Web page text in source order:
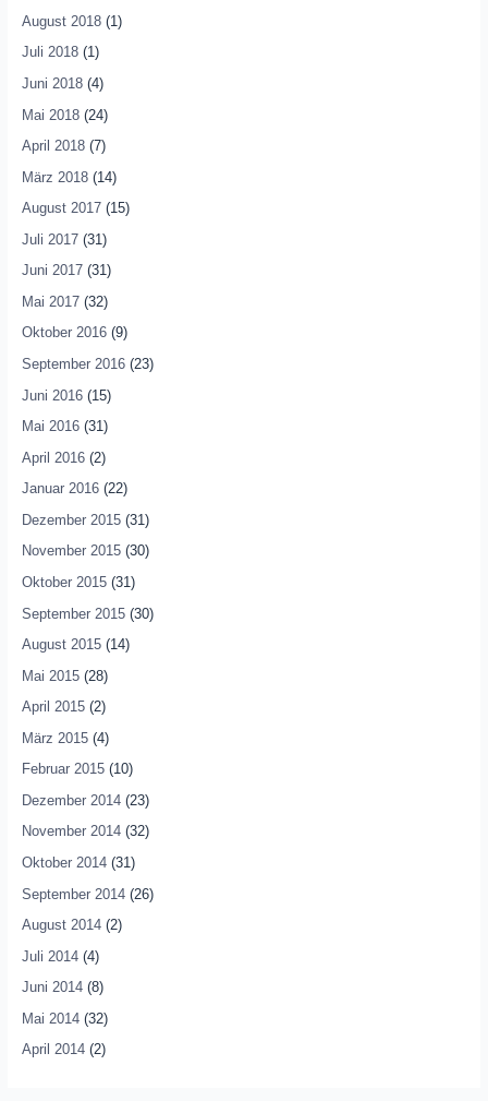
August 2018(1)
Juli 2018(1)
Juni 2018(4)
Mai 2018(24)
April 2018(7)
März 2018(14)
August 2017(15)
Juli 2017(31)
Juni 2017(31)
Mai 2017(32)
Oktober 2016(9)
September 2016(23)
Juni 2016(15)
Mai 2016(31)
April 2016(2)
Januar 2016(22)
Dezember 2015(31)
November 2015(30)
Oktober 2015(31)
September 2015(30)
August 2015(14)
Mai 2015(28)
April 2015(2)
März 2015(4)
Februar 2015(10)
Dezember 2014(23)
November 2014(32)
Oktober 2014(31)
September 2014(26)
August 2014(2)
Juli 2014(4)
Juni 2014(8)
Mai 2014(32)
April 2014(2)